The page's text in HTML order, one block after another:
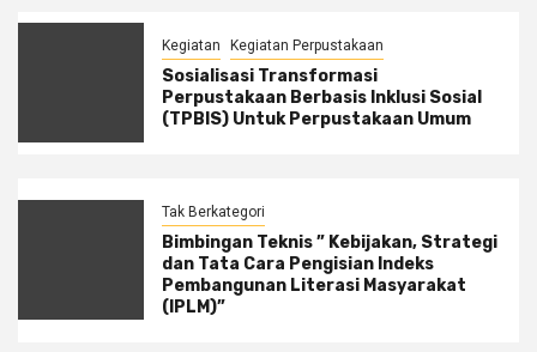
Kegiatan Kegiatan Perpustakaan
Sosialisasi Transformasi
Perpustakaan Berbasis Inklusi Sosial
(TPBIS) Untuk Perpustakaan Umum
Tak Berkategori
Bimbingan Teknis ” Kebijakan, Strategi
dan Tata Cara Pengisian Indeks
Pembangunan Literasi Masyarakat
(IPLM)”